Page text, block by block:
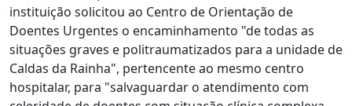
instituição solicitou ao Centro de Orientação de
Doentes Urgentes o encaminhamento "de todas as
situações graves e politraumatizados para a unidade de
Caldas da Rainha", pertencente ao mesmo centro
hospitalar, para "salvaguardar o atendimento com